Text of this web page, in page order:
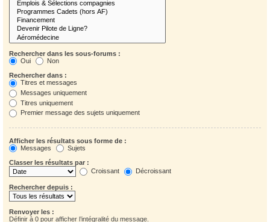
Rechercher dans les sous-forums :
Oui
Non
Rechercher dans :
Titres et messages
Messages uniquement
Titres uniquement
Premier message des sujets uniquement
Afficher les résultats sous forme de :
Messages
Sujets
Classer les résultats par :
Croissant
Décroissant
Rechercher depuis :
Renvoyer les :
Définir à 0 pour afficher l’intégralité du message.